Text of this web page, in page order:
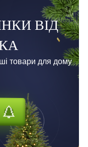
ВІД
товари для дому